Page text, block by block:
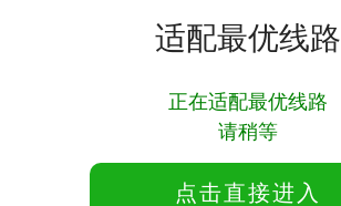
适配最优线路
正在适配最优线路
请稍等
点击直接进入